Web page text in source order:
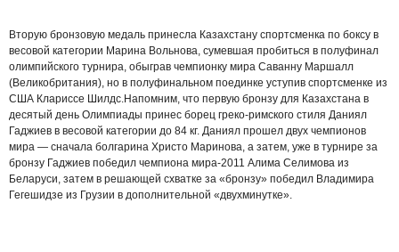
Вторую бронзовую медаль принесла Казахстану спортсменка по боксу в
весовой категории Марина Вольнова, сумевшая пробиться в полуфинал
олимпийского турнира, обыграв чемпионку мира Саванну Маршалл
(Великобритания), но в полуфинальном поединке уступив спортсменке из
США Клариссе Шилдс.Напомним, что первую бронзу для Казахстана в
десятый день Олимпиады принес борец греко-римского стиля Даниял
Гаджиев в весовой категории до 84 кг. Даниял прошел двух чемпионов
мира — сначала болгарина Христо Маринова, а затем, уже в турнире за
бронзу Гаджиев победил чемпиона мира-2011 Алима Селимова из
Беларуси, затем в решающей схватке за «бронзу» победил Владимира
Гегешидзе из Грузии в дополнительной «двухминутке».